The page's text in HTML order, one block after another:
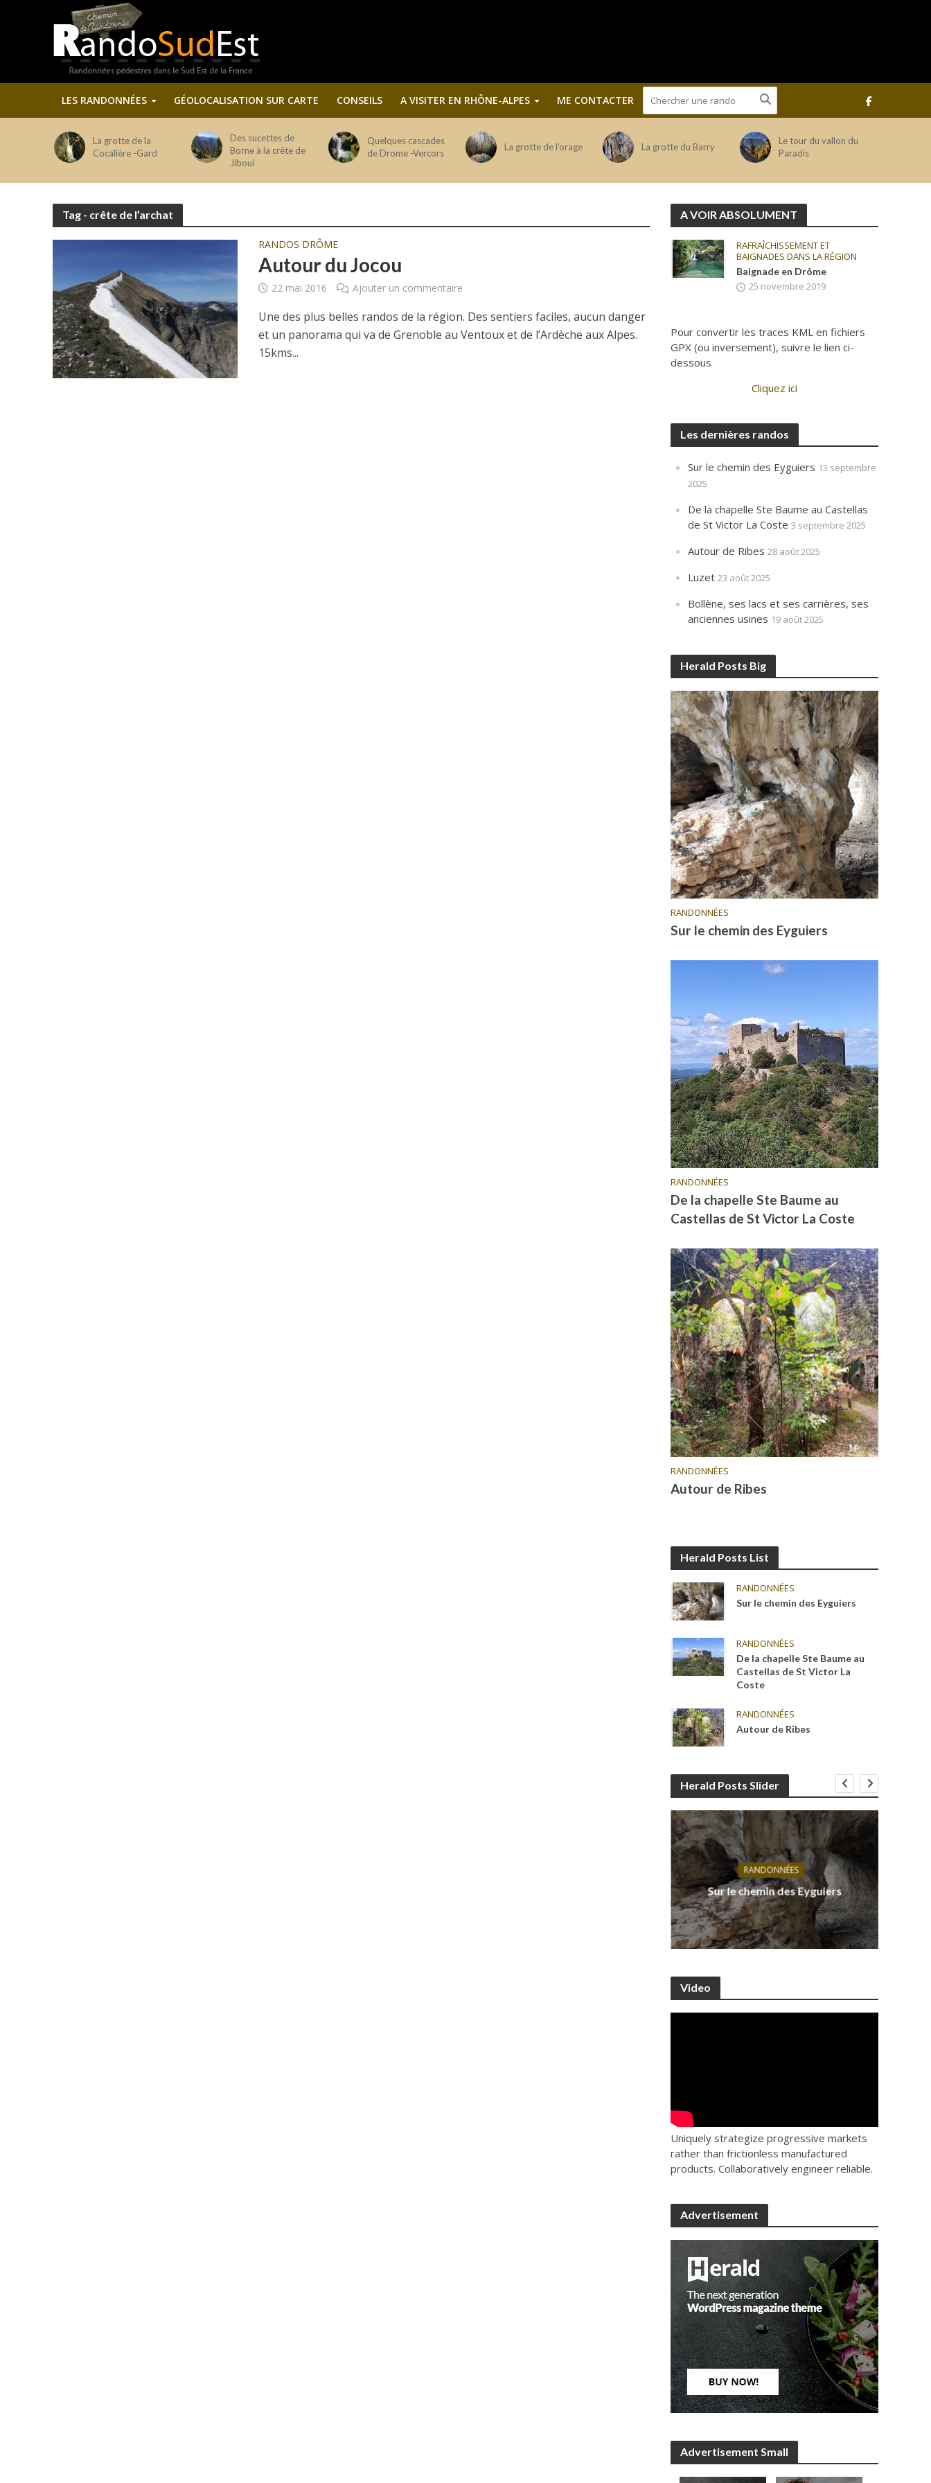
LES RANDONNÉES GÉOLOCALISATION SUR CARTE CONSEILS A VISITER EN RHÔNE-ALPES ME CONTACTER
La grotte de la
Cocalière -Gard
Des sucettes de
Borne à la crête de
Jiboui
Quelques cascades
de Drome -Vercors
La grotte de l’orage La grotte du Barry
Le tour du vallon du
Paradis
Tag - crête de l’archat
RANDOS DRÔME
Autour du Jocou
22 mai 2016 Ajouter un commentaire
Une des plus belles randos de la région. Des sentiers faciles, aucun danger
et un panorama qui va de Grenoble au Ventoux et de l’Ardèche aux Alpes.
15kms...
A VOIR ABSOLUMENT
RAFRAÎCHISSEMENT ET
BAIGNADES DANS LA RÉGION
Baignade en Drôme
25 novembre 2019
Pour convertir les traces KML en fichiers
GPX (ou inversement), suivre le lien ci-
dessous
Cliquez ici
Les dernières randos
Sur le chemin des Eyguiers 13 septembre
2025
De la chapelle Ste Baume au Castellas
de St Victor La Coste 3 septembre 2025
Autour de Ribes 28 août 2025
Luzet 23 août 2025
Bollène, ses lacs et ses carrières, ses
anciennes usines 19 août 2025
Herald Posts Big
RANDONNÉES
Sur le chemin des Eyguiers
RANDONNÉES
De la chapelle Ste Baume au
Castellas de St Victor La Coste
RANDONNÉES
Autour de Ribes
Herald Posts List
RANDONNÉES
Sur le chemin des Eyguiers
RANDONNÉES
De la chapelle Ste Baume au
Castellas de St Victor La
Coste
RANDONNÉES
Autour de Ribes
Herald Posts Slider
RANDONNÉES
Sur le chemin des Eyguiers
Video
Uniquely strategize progressive markets
rather than frictionless manufactured
products. Collaboratively engineer reliable.
Advertisement
Advertisement Small